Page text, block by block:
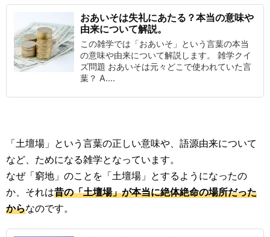
おあいそは失礼にあたる？本当の意味や
由来について解説。
この雑学では「おあいそ」という言葉の本当
の意味や由来について解説します。 雑学クイ
ズ問題 おあいそは元々どこで使われていた言
葉？ A....
「土壇場」という言葉の正しい意味や、語源由来について
など、ためになる雑学となっています。
なぜ「窮地」のことを「土壇場」とするようになったの
か、それは昔の「土壇場」が本当に絶体絶命の場所だった
からなのです。